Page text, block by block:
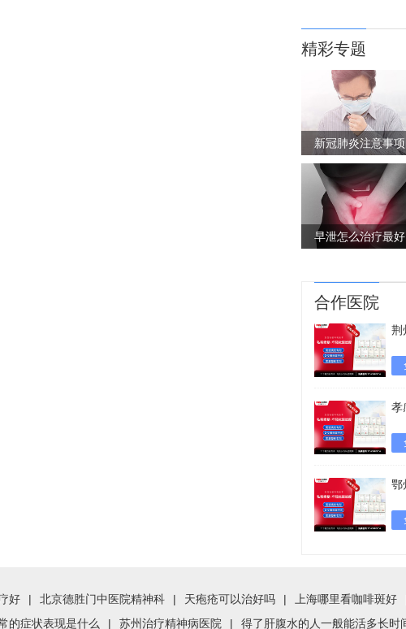
精彩专题
新冠肺炎注意事项
早泄怎么治疗最好
合作医院
荆
孝
鄂
好 | 北京德胜门中医院精神科 | 天疱疮可以治好吗 | 上海哪里看咖啡斑好
的症状表现是什么 | 苏州治疗精神病医院 | 得了肝腹水的人一般能活多长时